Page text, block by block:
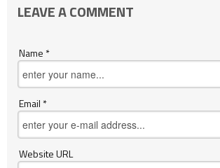
LEAVE A COMMENT
Name *
Email *
Website URL